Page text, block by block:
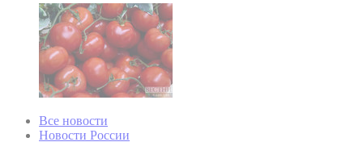
Все новости
Новости России